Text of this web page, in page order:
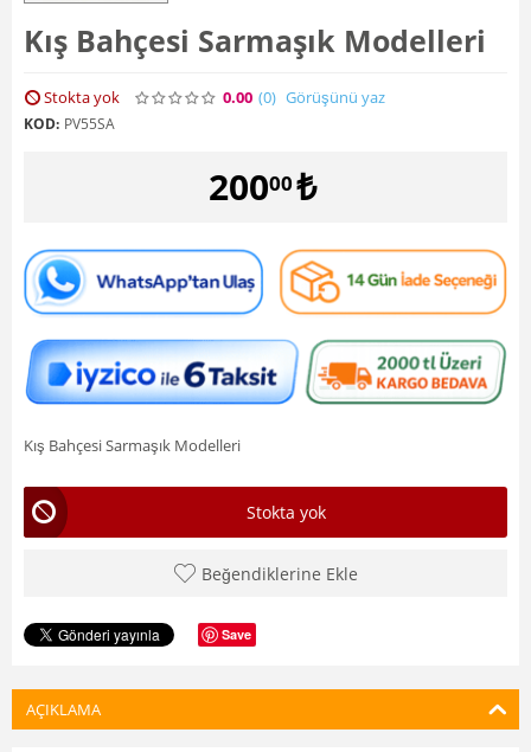
Kış Bahçesi Sarmaşık Modelleri
Stokta yok 0.00 (0) Görüşünü yaz
KOD: PV55SA
20000₺
Kış Bahçesi Sarmaşık Modelleri
Stokta yok
Beğendiklerine Ekle
Save
AÇIKLAMA